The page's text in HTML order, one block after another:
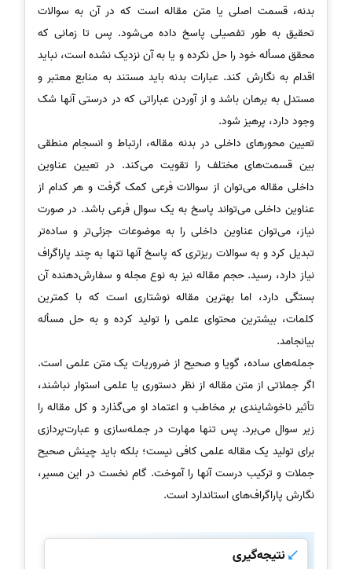
بدنه، قسمت اصلی یا متن مقاله است که در آن به سوالات
تحقیق به طور تفصیلی پاسخ داده می‌شود. پس تا زمانی که
محقق مسأله خود را حل نکرده و یا به آن نزدیک نشده است، نباید
اقدام به نگارش کند. عبارات بدنه باید مستند به منابع معتبر و
مستدل به برهان باشد و از آوردن عباراتی که در درستی آنها شک
وجود دارد، پرهیز شود.
تعیین محورهای داخلی در بدنه مقاله، ارتباط و انسجام منطقی
بین قسمت‌های مختلف را تقویت می‌کند. در تعیین عناوین
داخلی مقاله می‌توان از سوالات فرعی کمک گرفت و هر کدام از
عناوین داخلی می‌تواند پاسخ به یک سوال فرعی باشد. در صورت
نیاز، می‌توان عناوین داخلی را به موضوعات جزئی‌تر و ساده‌تر
تبدیل کرد و به سوالات ریزتری که پاسخ آنها تنها به چند پاراگراف
نیاز دارد، رسید. حجم مقاله نیز به نوع مجله و سفارش‌دهنده آن
بستگی دارد، اما بهترین مقاله نوشتاری است که با کمترین
کلمات، بیشترین محتوای علمی را تولید کرده و به حل مسأله
بیانجامد.
جمله‌های ساده، گویا و صحیح از ضروریات یک متن علمی است.
اگر جملاتی از متن مقاله از نظر دستوری یا علمی استوار نباشند،
تأثیر ناخوشایندی بر مخاطب و اعتماد او می‌گذارد و کل مقاله را
زیر سوال می‌برد. پس تنها مهارت در جمله‌سازی و عبارت‌پردازی
برای تولید یک مقاله علمی کافی نیست؛ بلکه باید چینش صحیح
جملات و ترکیب درست آنها را آموخت. گام نخست در این مسیر،
نگارش پاراگراف‌های استاندارد است.
نتیجه‌گیری